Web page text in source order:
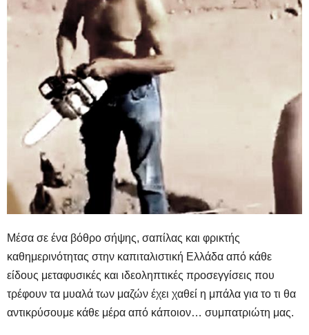
Μέσα σε ένα βόθρο σήψης, σαπίλας και φρικτής
καθημερινότητας στην καπιταλιστική Ελλάδα από κάθε
είδους μεταφυσικές και ιδεοληπτικές προσεγγίσεις που
τρέφουν τα μυαλά των μαζών έχει χαθεί η μπάλα για το τι θα
αντικρύσουμε κάθε μέρα από κάποιον… συμπατριώτη μας.